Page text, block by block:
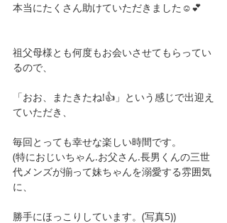
本当にたくさん助けていただきました☺️💕
祖父母様とも何度もお会いさせてもらってい
るので、
「おお、またきたね!👍」という感じで出迎え
ていただき、
毎回とっても幸せな楽しい時間です。
(特におじいちゃん.お父さん.長男くんの三世
代メンズが揃って妹ちゃんを溺愛する雰囲気
に、
勝手にほっこりしています。(写真5))